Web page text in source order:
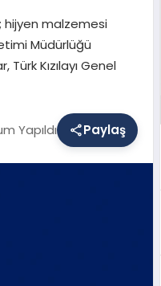
hijyen malzemesi
Müdürlüğü
Kızılayı Genel
Yapıldı Paylaş